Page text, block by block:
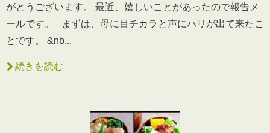
がとうございます。 最近、嬉しいことがあったので報告メ
ールです。 まずは、母に目チカラと声にハリが出て来たこ
とです。 &nb...
続きを読む